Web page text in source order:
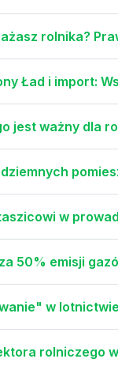
rolnika?
Ład i import:
jest ważny dla
w
50% emisji
w
rolniczego